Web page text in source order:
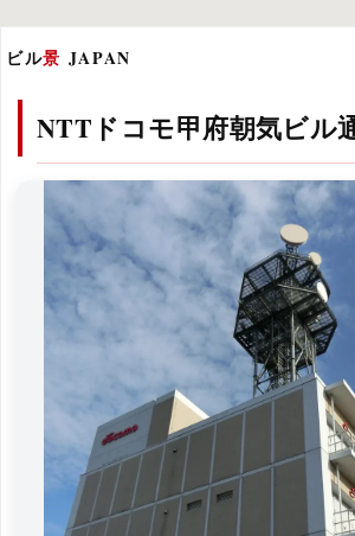
ビル景 JAPAN
NTTドコモ甲府朝気ビル